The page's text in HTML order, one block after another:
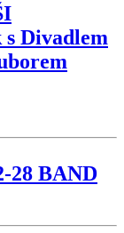
Divadlem
28 BAND